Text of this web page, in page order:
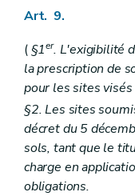
Art. 9.
( §1er. L'exigibilité
la prescription de
pour les sites
§2. Les sites
décret du 5
sols, tant que le
charge en
obligations.